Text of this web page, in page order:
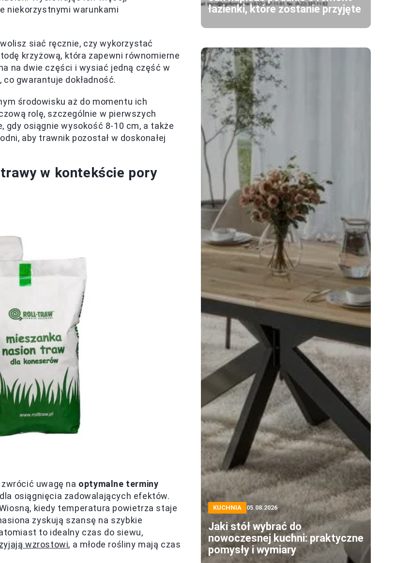
niekorzystnymi warunkami
siać ręcznie, czy wykorzystać
krzyżową, która zapewni równomierne
na dwie części i wysiać jedną część w
gwarantuje dokładność.
środowisku aż do momentu ich
rolę, szczególnie w pierwszych
gdy osiągnie wysokość 8-10 cm, a także
aby trawnik pozostał w doskonałej
w kontekście pory
uwagę na optymalne terminy
osiągnięcia zadowalających efektów.
kiedy temperatura powietrza staje
zyskują szansę na szybkie
to idealny czas do siewu,
wzrostowi, a młode rośliny mają czas
łazienki, które zostanie przyjęte
KUCHNIA 05.08.2026
Jaki stół wybrać do
nowoczesnej kuchni: praktyczne
pomysły i wymiary